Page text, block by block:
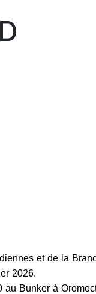
et de la
2026.
Bunker à